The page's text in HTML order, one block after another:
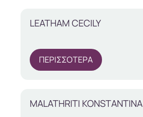
LEATHAM CECILY
ΠΕΡΙΣΣΟΤΕΡΑ
MALATHRITI KONSTANTINA